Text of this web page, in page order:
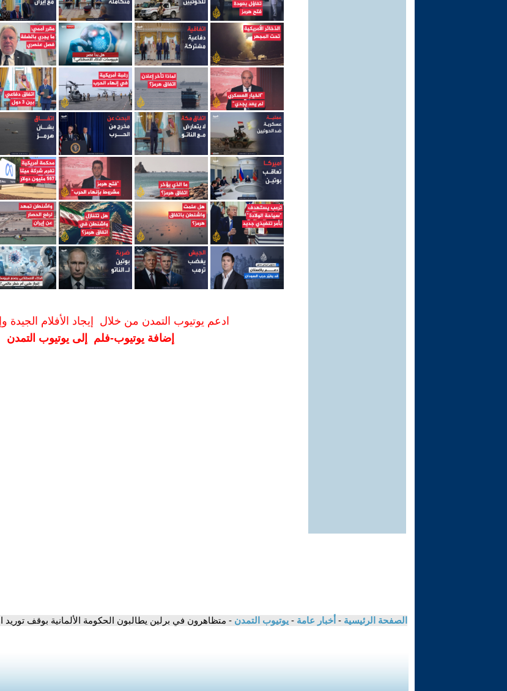
ادعم يوتيوب التمدن من خلال إيجاد الأفلام الجيدة
إضافة يوتيوب-فلم إلى يوتيوب التمدن
الصفحة الرئيسية - أخبار عامة - يوتيوب التمدن - متظاهرون في برلين يطالبون الحكومة الألمانية بوقف توريد